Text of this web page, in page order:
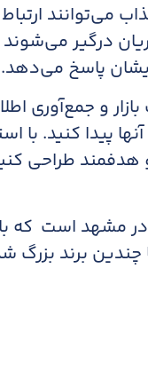
می‌توانند
درگیر
پاسخ می‌دهد.
و جمع‌آوری
پیدا کنید. با
هدفمند طراحی
در مشهد است که با
برند بزرگ